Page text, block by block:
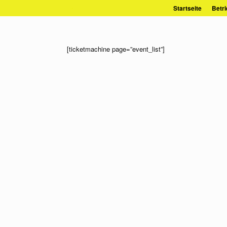
Inhalt
Startseite
[ticketmachine page=”event_list”]